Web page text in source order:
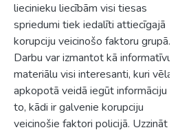
liecinieku liecībām visi tiesas
spriedumi tiek iedalīti attiecīgajā
korupciju veicinošo faktoru grupā.
Darbu var izmantot kā informatīvu
materiālu visi interesanti, kuri vēlas
apkopotā veidā iegūt informāciju
to, kādi ir galvenie korupciju
veicinošie faktori policijā. Uzzināt